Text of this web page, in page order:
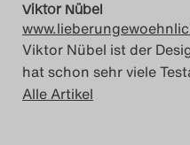
Das
Das
Viktor Nübel
Viktor Nübel ist der
hat schon sehr viele
Alle Artikel